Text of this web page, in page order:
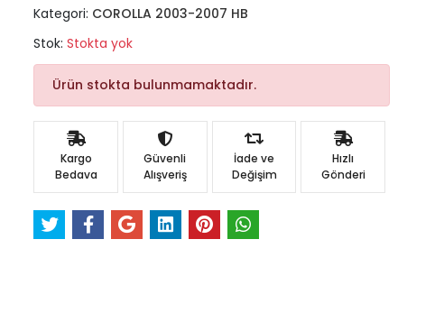
Kategori: COROLLA 2003-2007 HB
Stok:Stokta yok
Ürün stokta bulunmamaktadır.
Kargo
Bedava
Güvenli
Alışveriş
İade ve
Değişim
Hızlı
Gönderi